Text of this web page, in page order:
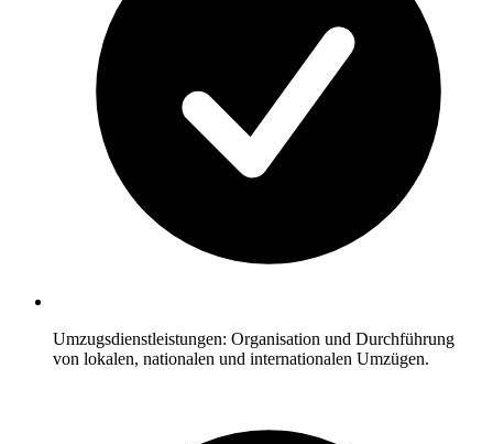
Umzugsdienstleistungen: Organisation und Durchführung
von lokalen, nationalen und internationalen Umzügen.